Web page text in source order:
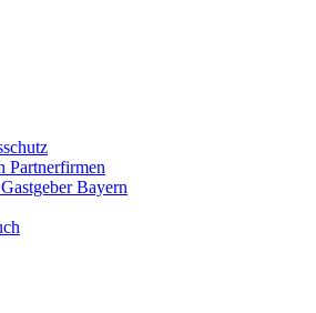
Partnerfirmen
Bayern